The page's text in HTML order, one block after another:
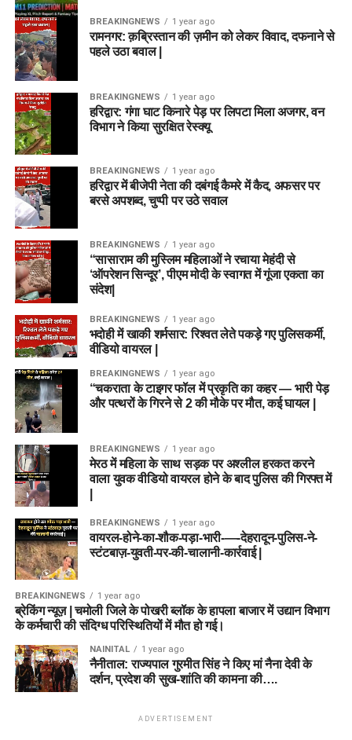
BREAKINGNEWS 1 year ago
रामनगर: क़ब्रिस्तान की ज़मीन को लेकर विवाद, दफनाने से
पहले उठा बवाल |
BREAKINGNEWS 1 year ago
हरिद्वार: गंगा घाट किनारे पेड़ पर लिपटा मिला अजगर, वन
विभाग ने किया सुरक्षित रेस्क्यू
BREAKINGNEWS 1 year ago
हरिद्वार में बीजेपी नेता की दबंगई कैमरे में कैद, अफसर पर
बरसे अपशब्द, चुप्पी पर उठे सवाल
BREAKINGNEWS 1 year ago
“सासाराम की मुस्लिम महिलाओं ने रचाया मेहंदी से
‘ऑपरेशन सिन्दूर’, पीएम मोदी के स्वागत में गूंजा एकता का
संदेश|
BREAKINGNEWS 1 year ago
भदोही में खाकी शर्मसार: रिश्वत लेते पकड़े गए पुलिसकर्मी,
वीडियो वायरल |
BREAKINGNEWS 1 year ago
“चकराता के टाइगर फॉल में प्रकृति का कहर — भारी पेड़
और पत्थरों के गिरने से 2 की मौके पर मौत, कई घायल |
BREAKINGNEWS 1 year ago
मेरठ में महिला के साथ सड़क पर अश्लील हरकत करने
वाला युवक वीडियो वायरल होने के बाद पुलिस की गिरफ्त में
BREAKINGNEWS 1 year ago
वायरल-होने-का-शौक-पड़ा-भारी-—-देहरादून-पुलिस-ने-
स्टंटबाज़-युवती-पर-की-चालानी-कार्रवाई |
BREAKINGNEWS 1 year ago
ब्रेकिंग न्यूज़ | चमोली जिले के पोखरी ब्लॉक के हापला बाजार में उद्यान विभाग
के कर्मचारी की संदिग्ध परिस्थितियों में मौत हो गई।
NAINITAL 1 year ago
नैनीताल: राज्यपाल गुरमीत सिंह ने किए मां नैना देवी के
दर्शन, प्रदेश की सुख-शांति की कामना की….
ADVERTISEMENT